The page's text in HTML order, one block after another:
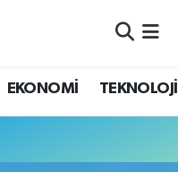
EKONOMİ TEKNOLOJİ